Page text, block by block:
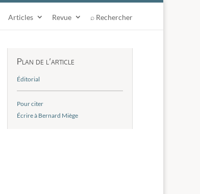
Articles Revue ⌕ Rechercher
Plan de l’article
Éditorial
Pour citer
Écrire à Bernard Miège